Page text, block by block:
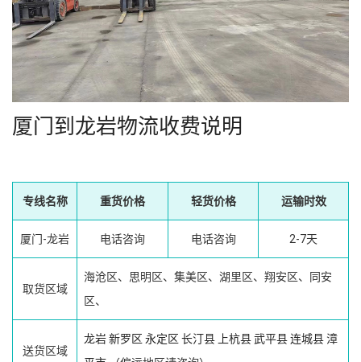
厦门到龙岩物流收费说明
专线名称 重货价格 轻货价格 运输时效
厦门-龙岩 电话咨询 电话咨询 2-7天
取货区域
海沧区、思明区、集美区、湖里区、翔安区、同安
区、
送货区域
龙岩新罗区 永定区 长汀县 上杭县武平县连城县 漳